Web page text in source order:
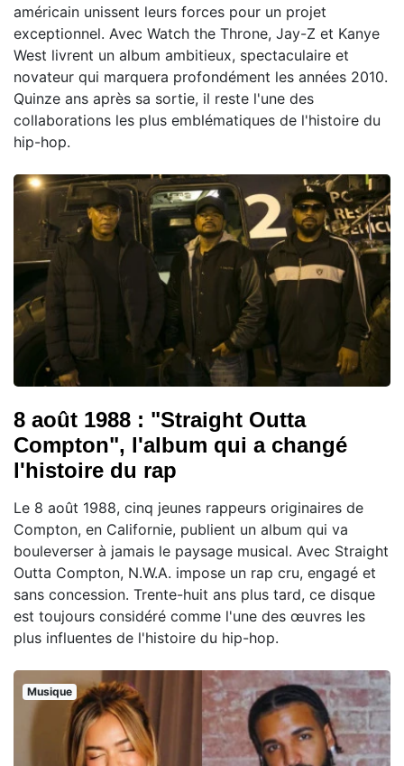
américain unissent leurs forces pour un projet
exceptionnel. Avec Watch the Throne, Jay-Z et Kanye
West livrent un album ambitieux, spectaculaire et
novateur qui marquera profondément les années 2010.
Quinze ans après sa sortie, il reste l'une des
collaborations les plus emblématiques de l'histoire du
hip-hop.
8 août 1988 : "Straight Outta
Compton", l'album qui a changé
l'histoire du rap
Le 8 août 1988, cinq jeunes rappeurs originaires de
Compton, en Californie, publient un album qui va
bouleverser à jamais le paysage musical. Avec Straight
Outta Compton, N.W.A. impose un rap cru, engagé et
sans concession. Trente-huit ans plus tard, ce disque
est toujours considéré comme l'une des œuvres les
plus influentes de l'histoire du hip-hop.
Musique